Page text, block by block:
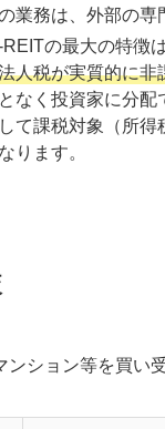
業務は、外部の専
REITの最大の特徴は
人税が実質的に非
なく投資家に分
て課税対象（所
ります。
ション等を買い